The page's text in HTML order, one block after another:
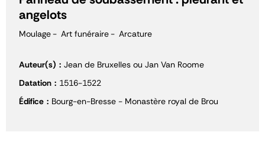
angelots
Moulage Art funéraire Arcature
Auteur(s)
Jean de Bruxelles ou Jan Van Roome
Datation
1516-1522
Édifice
Bourg-en-Bresse - Monastère royal de Brou